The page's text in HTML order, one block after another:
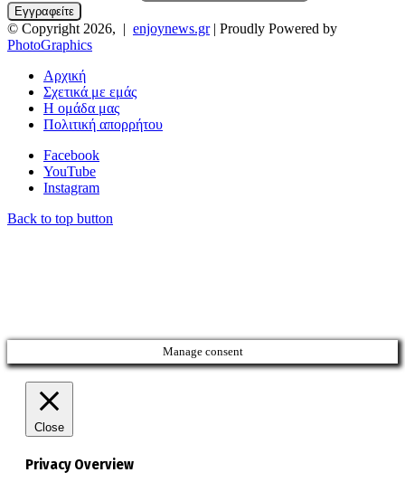
© Copyright 2026, | enjoynews.gr| Proudly Powered by
PhotoGraphics
Αρχική
Σχετικά με εμάς
Η ομάδα μας
Πολιτική απορρήτου
Facebook
YouTube
Instagram
Back to top button
Manage consent
Close
Privacy Overview